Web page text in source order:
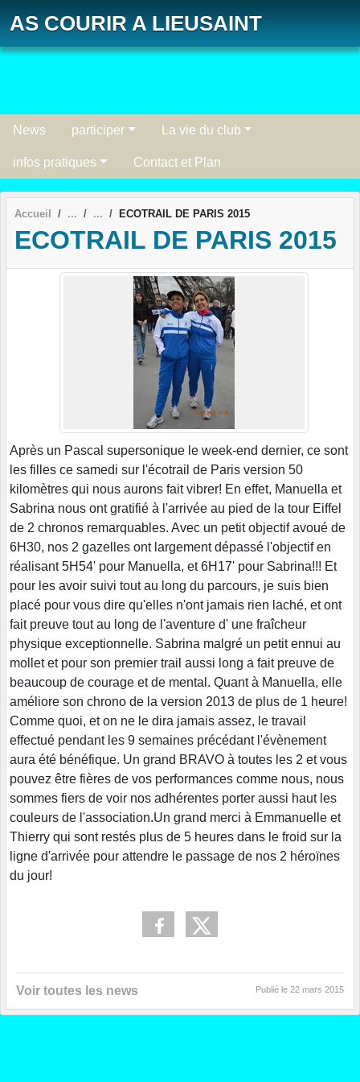
AS COURIR A LIEUSAINT
News participer La vie du club
infos pratiques Contact et Plan
Accueil ECOTRAIL DE PARIS 2015
ECOTRAIL DE PARIS 2015
Après un Pascal supersonique le week-end dernier, ce sont
les filles ce samedi sur l'écotrail de Paris version 50
kilomètres qui nous aurons fait vibrer! En effet, Manuella et
Sabrina nous ont gratifié à l'arrivée au pied de la tour Eiffel
de 2 chronos remarquables. Avec un petit objectif avoué de
6H30, nos 2 gazelles ont largement dépassé l'objectif en
réalisant 5H54' pour Manuella, et 6H17' pour Sabrina!!! Et
pour les avoir suivi tout au long du parcours, je suis bien
placé pour vous dire qu'elles n'ont jamais rien laché, et ont
fait preuve tout au long de l'aventure d' une fraîcheur
physique exceptionnelle. Sabrina malgré un petit ennui au
mollet et pour son premier trail aussi long a fait preuve de
beaucoup de courage et de mental. Quant à Manuella, elle
améliore son chrono de la version 2013 de plus de 1 heure!
Comme quoi, et on ne le dira jamais assez, le travail
effectué pendant les 9 semaines précédant l'évènement
aura été bénéfique. Un grand BRAVO à toutes les 2 et vous
pouvez être fières de vos performances comme nous, nous
sommes fiers de voir nos adhérentes porter aussi haut les
couleurs de l'association.Un grand merci à Emmanuelle et
Thierry qui sont restés plus de 5 heures dans le froid sur la
ligne d'arrivée pour attendre le passage de nos 2 héroïnes
du jour!
Voir toutes les news Publié le 22 mars 2015